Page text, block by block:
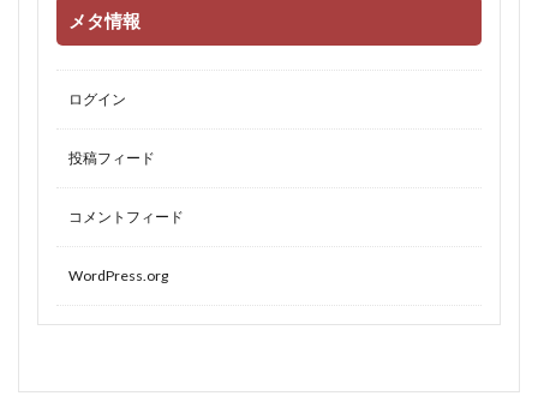
メタ情報
ログイン
投稿フィード
コメントフィード
WordPress.org